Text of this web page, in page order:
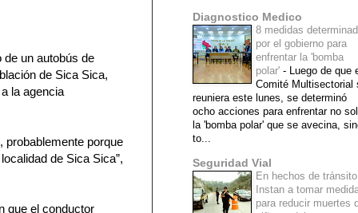
un autobús de
de Sica Sica,
la agencia
probablemente porque
de Sica Sica”,
que el conductor
Diagnostico Medico
8 medidas
por el gobierno para
enfrentar la 'bomba
polar' - Luego de que
Comité Multisectorial
reuniera este lunes, se determinó
ocho acciones para enfrentar no
la 'bomba polar' que se avecina,
to...
Seguridad Vial
En hechos de tránsito
Instan a tomar
para reducir muertes